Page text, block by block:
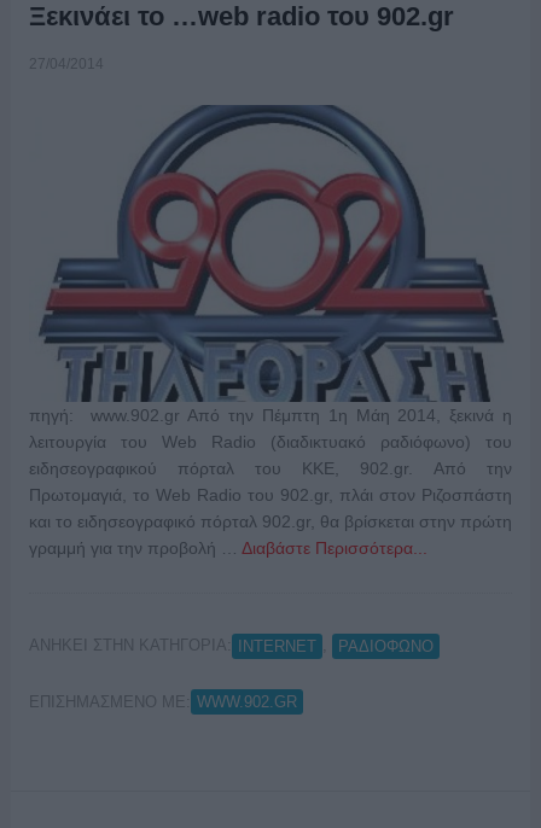
Ξεκινάει το …web radio του 902.gr
27/04/2014
πηγή: www.902.gr Από την Πέμπτη 1η Μάη 2014, ξεκινά η
λειτουργία του Web Radio (διαδικτυακό ραδιόφωνο) του
ειδησεογραφικού πόρταλ του ΚΚΕ, 902.gr. Από την
Πρωτομαγιά, το Web Radio του 902.gr, πλάι στον Ριζοσπάστη
και το ειδησεογραφικό πόρταλ 902.gr, θα βρίσκεται στην πρώτη
γραμμή για την προβολή … Διαβάστε Περισσότερα...
ΑΝΗΚΕΙ ΣΤΗΝ ΚΑΤΗΓΟΡΙΑ: INTERNET ΡΑΔΙΟΦΩΝΟ
ΕΠΙΣΗΜΑΣΜΕΝΟ ΜΕ: WWW.902.GR